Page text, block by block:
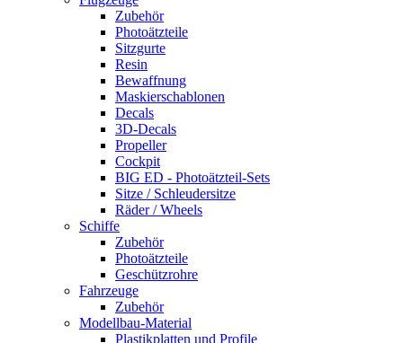
Zubehör
Photoätzteile
Sitzgurte
Resin
Bewaffnung
Maskierschablonen
Decals
3D-Decals
Propeller
Cockpit
BIG ED - Photoätzteil-Sets
Sitze / Schleudersitze
Räder / Wheels
Schiffe
Zubehör
Photoätzteile
Geschützrohre
Fahrzeuge
Zubehör
Modellbau-Material
Plastikplatten und Profile